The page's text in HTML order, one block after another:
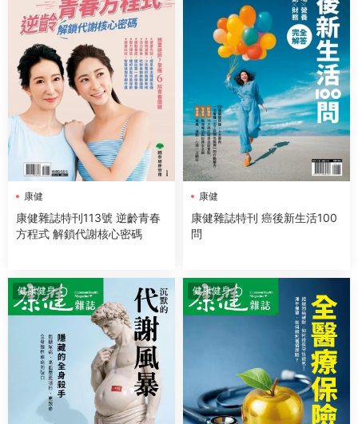
康健
康健雜誌特刊113號 逆齡青春
方程式 解鎖代謝核心密碼
康健
康健雜誌特刊 癌後新生活100
問
健康健身 健康健身